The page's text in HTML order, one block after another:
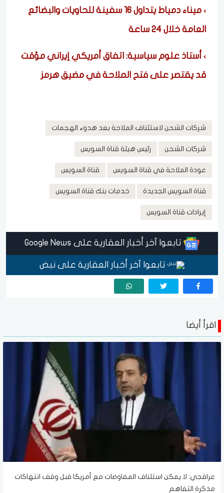
ميناء دمياط يتداول 16 سفينة للحاويات والبضائع
العامة خلال 24 ساعة
أستاذ علوم سياسية: اتفاق أمريكي إيراني مؤقت
قد يقتصر على فتح الملاحة في مضيق هرمز
شركات الشحن لاستئناف الملاحة بعد هدوء الهجمات
شركات الشحن رئيس هيئة قناة السويس
عودة الملاحة في قناة السويس قناة السويس
قناة السويس الجديدة خدمات بنك قناة السويس
إيرادات قناة السويس
تابعوا آخر أخبار العقارية على Google News
تابعوا آخر أخبار العقارية على نبض
اقرأ أيضا
عراقجي: لا يمكن استئناف المفاوضات مع أمريكا قبل وقف انتهاكات
مذكرة التفاهم